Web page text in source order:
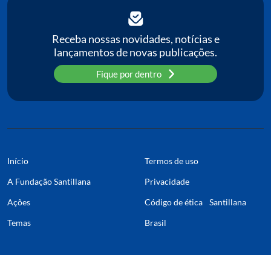
Receba nossas novidades, notícias e
lançamentos de novas publicações.
Fique por dentro
Início
A Fundação Santillana
Ações
Temas
Termos de uso
Privacidade
Código de ética Santillana
Brasil